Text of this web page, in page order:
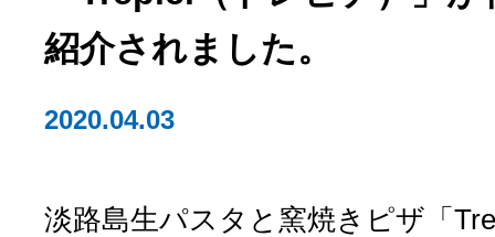
紹介されました。
2020.04.03
淡路島生パスタと窯焼きピザ「